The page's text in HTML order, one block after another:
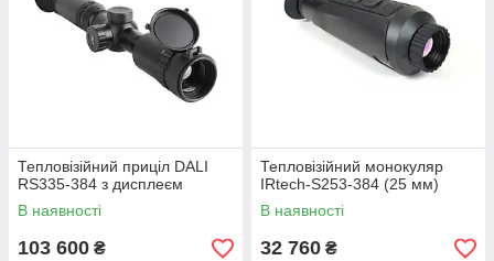
Тепловізійний приціл DALI
RS335-384 з дисплеєм
В наявності
103 600 ₴
Тепловізійний монокуляр
IRtech-S253-384 (25 мм)
В наявності
32 760 ₴